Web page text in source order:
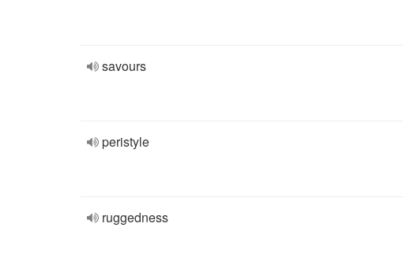
savours
peristyle
ruggedness